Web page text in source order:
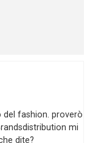
fashion. proverò
mi
dite?